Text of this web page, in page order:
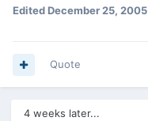
EditedDecember 25, 2005
Quote
4 weeks later...